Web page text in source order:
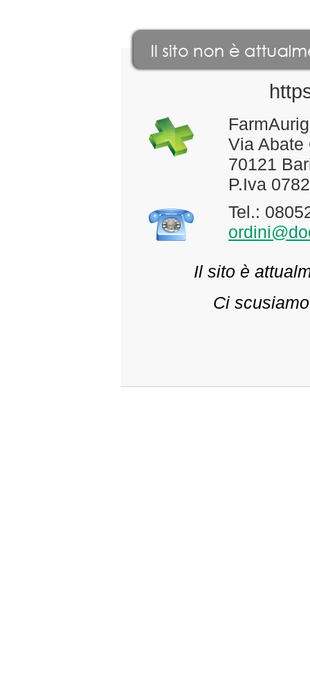
Via Abate
70121
P.Iva
Tel.:
Il sito è
Ci